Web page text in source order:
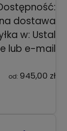
dostawa
w: Ustal
lub e-mail
od: 945,00 zł